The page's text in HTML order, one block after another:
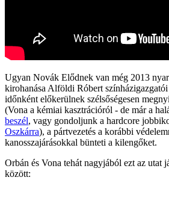
Ugyan Novák Elődnek van még 2013
kirohanása Alföldi Róbert
időnként előkerülnek szélsőségesen
(Vona a kémiai kasztrációról - de már a
beszél, vagy gondoljunk a hardcore
Oszkárra), a pártvezetés a korábbi
kanosszajárásokkal bünteti a kilengőket.
Orbán és Vona tehát nagyjából ezt az utat
között: